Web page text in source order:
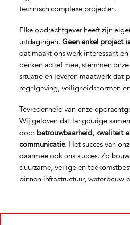
technisch complexe projecten.
Elke opdrachtgever heeft zijn
uitdagingen. Geen enkel project
dat maakt ons werk interessant
denken actief mee, stemmen
situatie en leveren maatwerk dat
regelgeving, veiligheidsnormen
Tevredenheid van onze
Wij geloven dat langdurige
door betrouwbaarheid, kwaliteit
communicatie. Het succes van
daarmee ook ons succes. Zo
duurzame, veilige en
binnen infrastructuur, waterbouw